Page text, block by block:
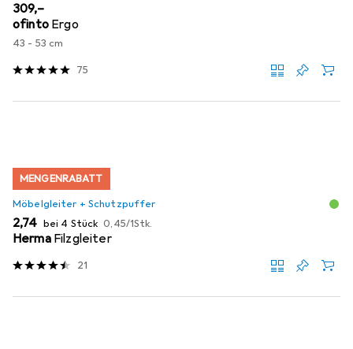
EUR
309,–
ofinto Ergo
43 - 53 cm
75
MENGENRABATT
Möbelgleiter + Schutzpuffer
EUR
2,74 bei 4 Stück EUR
0,45/1Stk.
Herma Filzgleiter
21